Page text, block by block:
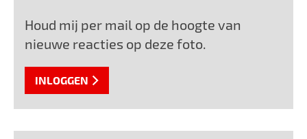
Houd mij per mail op de hoogte van
nieuwe reacties op deze foto.
INLOGGEN